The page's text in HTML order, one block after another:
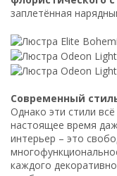
заплетённая
Современный
Однако эти стили
настоящее время
интерьер – это
каждого